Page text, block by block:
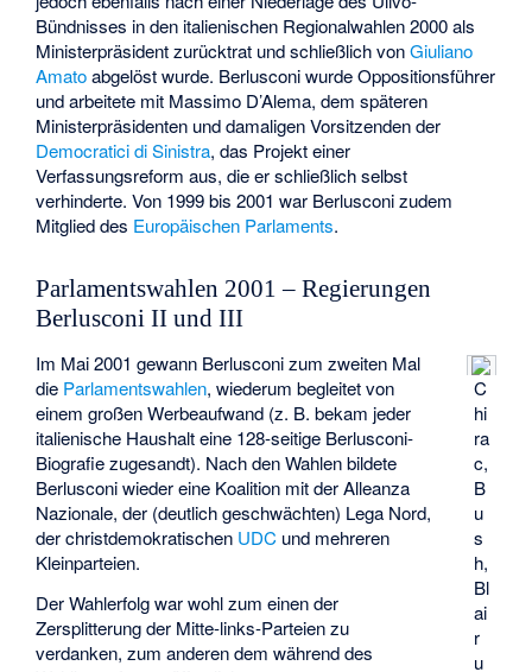
Bündnisses in den italienischen Regionalwahlen 2000 als
Ministerpräsident zurücktrat und schließlich vonGiuliano
Amatoabgelöst wurde. Berlusconi wurde Oppositionsführer
und arbeitete mit Massimo D’Alema, dem späteren
Ministerpräsidenten und damaligen Vorsitzenden der
Democratici di Sinistra, das Projekt einer
Verfassungsreform aus, die er schließlich selbst
verhinderte. Von 1999 bis 2001 war Berlusconi zudem
Mitglied des Europäischen Parlaments.
Parlamentswahlen 2001 – Regierungen
Berlusconi II und III
C
hi
ra
c,
B
u
s
h,
Bl
ai
r
u
Im Mai 2001 gewann Berlusconi zum zweiten Mal
die Parlamentswahlen, wiederum begleitet von
einem großen Werbeaufwand (z. B. bekam jeder
italienische Haushalt eine 128-seitige Berlusconi-
Biografie zugesandt). Nach den Wahlen bildete
Berlusconi wieder eine Koalition mit der Alleanza
Nazionale, der (deutlich geschwächten) Lega Nord,
der christdemokratischen UDC und mehreren
Kleinparteien.
Der Wahlerfolg war wohl zum einen der
Zersplitterung der Mitte-links-Parteien zu
verdanken, zum anderen dem während des